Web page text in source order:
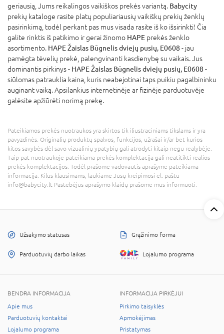
geriausią, Jums reikalingos vaikiškos prekės variantą. Babycity
prekių kataloge rasite platų populiariausių vaikiškų prekių ženklų
pasirinkimą, todėl perkant pas mus visada rasite iš ko išsirinkti! Čia
galite rinktis iš patikimo ir gerai žinomo HAPE prekės ženklo
asortimento. HAPE Žaislas Būgnelis dviejų pusių, E0608 - jau
pamėgta tėvelių prekė, palengvinanti kasdienybę su vaikais. Jus
dominantis pirkinys - HAPE Žaislas Būgnelis dviejų pusių, E0608 -
siūlomas patrauklia kaina, kuris neabejotinai taps puikiu pagalbininku
auginant vaiką. Apsilankius internetinėje ar fizinėje parduotuvėje
galėsite apžiūrėti norimą prekę.
Pateikiamos prekės nuotraukos yra skirtos tik iliustraciniams tikslams ir yra
pavyzdinės. Originalių produktų spalvos, funkcijos, užrašai ir/ar bet kurios
kitos savybės dėl savo vizualinių ypatybių gali atrodyti kitaip negu realybėje.
Taip pat nuotraukoje pateikiama prekės komplektacija gali neatitikti realios
prekės komplektacijos. Todėl prašome vadovautis aprašyme pateikiama
informacija. Kilus klausimams, laukiame Jūsų kreipimosi el. paštu
info@babycity.lt Pastebėjus aprašymo klaidų prašome mus informuoti.
Užsakymo statusas Grąžinimo forma
Parduotuvių darbo laikas Lojalumo programa
BENDRA INFORMACIJA
Apie mus
Parduotuvių kontaktai
Lojalumo programa
INFORMACIJA PIRKĖJUI
Pirkimo taisyklės
Apmokėjimas
Pristatymas